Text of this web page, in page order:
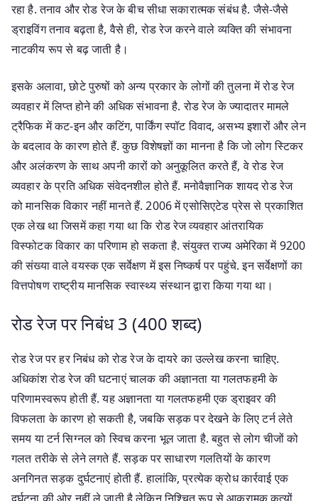
रहा है. तनाव और रोड रेज के बीच सीधा सकारात्मक संबंध है. जैसे-जैसे
ड्राइविंग तनाव बढ़ता है, वैसे ही, रोड रेज करने वाले व्यक्ति की संभावना
नाटकीय रूप से बढ़ जाती है।
इसके अलावा, छोटे पुरुषों को अन्य प्रकार के लोगों की तुलना में रोड रेज
व्यवहार में लिप्त होने की अधिक संभावना है. रोड रेज के ज्यादातर मामले
ट्रैफिक में कट-इन और कटिंग, पार्किंग स्पॉट विवाद, असभ्य इशारों और लेन
के बदलाव के कारण होते हैं. कुछ विशेषज्ञों का मानना ​​है कि जो लोग स्टिकर
और अलंकरण के साथ अपनी कारों को अनुकूलित करते हैं, वे रोड रेज
व्यवहार के प्रति अधिक संवेदनशील होते हैं. मनोवैज्ञानिक शायद रोड रेज
को मानसिक विकार नहीं मानते हैं. 2006 में एसोसिएटेड प्रेस से प्रकाशित
एक लेख था जिसमें कहा गया था कि रोड रेज व्यवहार आंतरायिक
विस्फोटक विकार का परिणाम हो सकता है. संयुक्त राज्य अमेरिका में 9200
की संख्या वाले वयस्क एक सर्वेक्षण में इस निष्कर्ष पर पहुंचे. इन सर्वेक्षणों का
वित्तपोषण राष्ट्रीय मानसिक स्वास्थ्य संस्थान द्वारा किया गया था।
रोड रेज पर निबंध 3 (400 शब्द)
रोड रेज पर हर निबंध को रोड रेज के दायरे का उल्लेख करना चाहिए.
अधिकांश रोड रेज की घटनाएं चालक की अज्ञानता या गलतफहमी के
परिणामस्वरूप होती हैं. यह अज्ञानता या गलतफहमी एक ड्राइवर की
विफलता के कारण हो सकती है, जबकि सड़क पर देखने के लिए टर्न लेते
समय या टर्न सिग्नल को स्विच करना भूल जाता है. बहुत से लोग चीजों को
गलत तरीके से लेने लगते हैं. सड़क पर साधारण गलतियों के कारण
अनगिनत सड़क दुर्घटनाएं होती हैं. हालांकि, प्रत्येक क्रोध कार्रवाई एक